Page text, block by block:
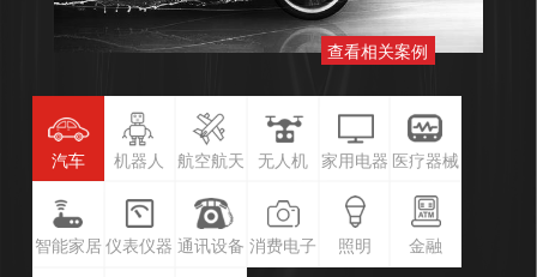
查看相关案例
汽车 机器人 航空航天 无人机 家用电器 医疗器械
智能家居 仪表仪器 通讯设备 消费电子 照明 金融